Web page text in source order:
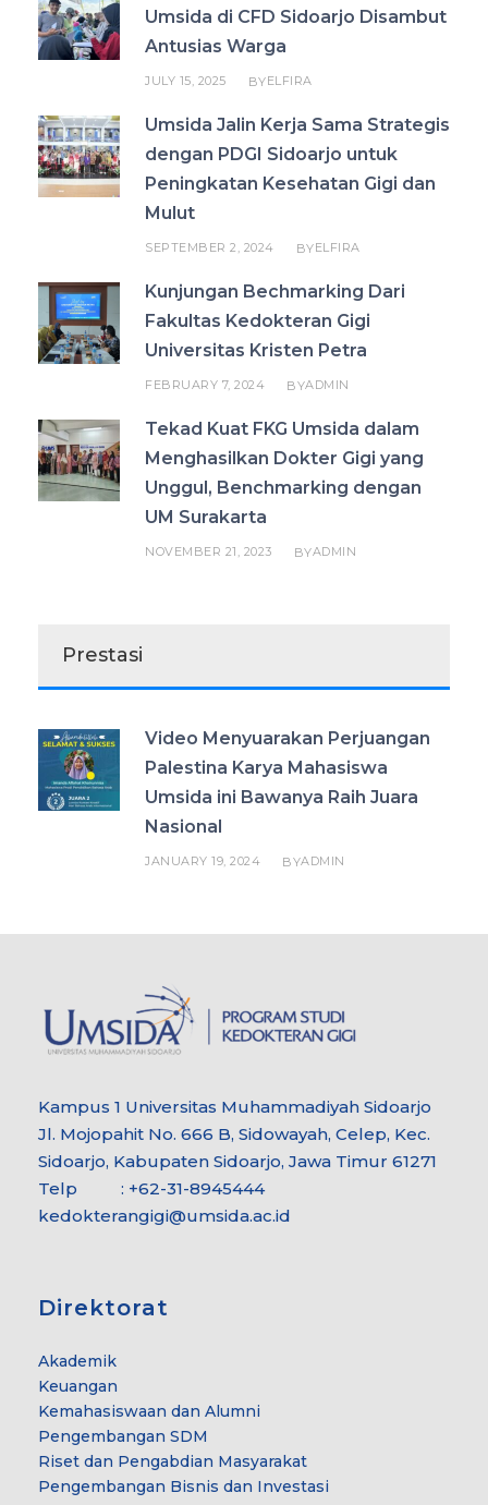
Umsida di CFD Sidoarjo Disambut
Antusias Warga
JULY 15, 2025 BYELFIRA
Umsida Jalin Kerja Sama Strategis
dengan PDGI Sidoarjo untuk
Peningkatan Kesehatan Gigi dan
Mulut
SEPTEMBER 2, 2024 BYELFIRA
Kunjungan Bechmarking Dari
Fakultas Kedokteran Gigi
Universitas Kristen Petra
FEBRUARY 7, 2024 BYADMIN
Tekad Kuat FKG Umsida dalam
Menghasilkan Dokter Gigi yang
Unggul, Benchmarking dengan
UM Surakarta
NOVEMBER 21, 2023 BYADMIN
Prestasi
Video Menyuarakan Perjuangan
Palestina Karya Mahasiswa
Umsida ini Bawanya Raih Juara
Nasional
JANUARY 19, 2024 BYADMIN
Kampus 1 Universitas Muhammadiyah Sidoarjo
Jl. Mojopahit No. 666 B, Sidowayah, Celep, Kec.
Sidoarjo, Kabupaten Sidoarjo, Jawa Timur 61271
Telp : +62-31-8945444
kedokterangigi@umsida.ac.id
Direktorat
Akademik
Keuangan
Kemahasiswaan dan Alumni
Pengembangan SDM
Riset dan Pengabdian Masyarakat
Pengembangan Bisnis dan Investasi